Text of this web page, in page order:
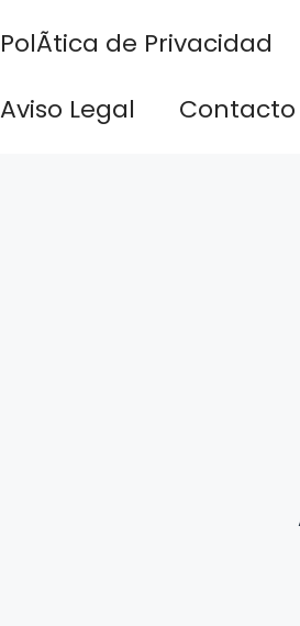
PolÃ­tica de Privacidad
Aviso Legal
Contacto